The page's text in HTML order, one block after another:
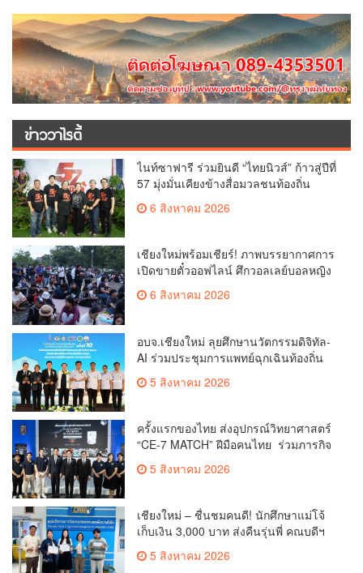
ข่าววาไรตี้
ไนท์ซาฟารี ร่วมยินดี “ไทยนิวส์” ก้าวสู่ปีที่
57 มุ่งมั่นเคียงข้างสื่อมวลชนท้องถิ่น
6 สิงหาคม 2026
เชียงใหม่พร้อมเชียร์! ภาพบรรยากาศการ
เปิดขายตั๋วออฟไลน์ ศึกวอลเลย์บอลหญิง
‘BYD DMI 6th SEA V Cup’ 6 ส.ค. นี้ รวม
6,000 ใบ
6 สิงหาคม 2026
อบจ.เชียงใหม่ ลุยศึกษานวัตกรรมดิจิทัล-
AI ร่วมประชุมการแพทย์ฉุกเฉินท้องถิ่น
เอราวัณสู่มาตรฐานสากล
5 สิงหาคม 2026
ครั้งแรกของไทย ส่งอุปกรณ์วิทยาศาสตร์
“CE-7 MATCH” ฝีมือคนไทย ร่วมภารกิจ
5 สิงหาคม 2026
เชียงใหม่ – ชื่นชมคนดี! นักศึกษาแม่โจ้
เก็บเงิน 3,000 บาท ส่งคืนรุ่นพี่ คณบดีฯ
มอบเกียรติบัตรเชิดชู “ลูกแม่โจ้เลิศน้ำใจ”
5 สิงหาคม 2026